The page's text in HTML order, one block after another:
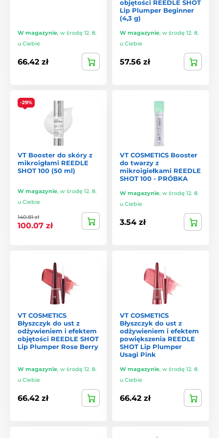
VT oferuje zarówno kosmetyki pielęgnacyjne, jak i
makijażowe, z wyraźnym naciskiem na linię
VT Cica Mild Foam Cleanser
– delikatna pianka myjąca z
ekstraktem z Centella Asiatica, która usuwa
skóry wrażliwej i problematycznej.
VT Cica Capsule Mask
– maseczki w kapsułkach,
zapewniające szybkie nawilżenie i ukojenie skóry.
VT Reedle Shot
– innowacyjna linia z mikroigłami, które
zwiększają wchłanianie substancji aktywnych.
VT Cica Sunscreen
– krem z filtrem przeciwsłonecznym,
Kluczowe składniki
Formuły VT opierają się na składnikach wysoko cenionych w
koreańskiej pielęgnacji:
Pantenol– nawilżenie i wsparcie procesu gojenia skóry
Niacynamid– rozjaśnianie i wyrównanie kolorytu cery
Hialuronian sodu – intensywne nawilżenie
Adenozyna– poprawa elastyczności skóry i redukcja
drobnych zmarszczek
Dlaczego klienci wybierają VT
VT łączynaukowo potwierdzoną skutecznośćz
przyjemnym doświadczeniem pielęgnacyjnym. Produkty są
zapachowych i odpowiednie nawet dla skóry wrażliwej.
Dzięki kultowym formułom z Cica marka zyskała opinię
W magazynie, w środę 12. 8.
u Ciebie
66.42 zł
objętości REEDLE SHOT
Lip Plumper Beginner
(4,3 g)
W magazynie, w środę 12. 8.
u Ciebie
57.56 zł
-29%
VT Booster do skóry z
mikroigłami REEDLE
SHOT 100 (50 ml)
W magazynie, w środę 12. 8.
u Ciebie
140.81 zł
100.07 zł
VT COSMETICS Booster
do twarzy z
mikroigiełkami REEDLE
SHOT 100 - PRÓBKA
W magazynie, w środę 12. 8.
u Ciebie
3.54 zł
VT COSMETICS
Błyszczyk do ust z
odżywieniem i efektem
objętości REEDLE SHOT
Lip Plumper Rose Berry
W magazynie, w środę 12. 8.
u Ciebie
66.42 zł
VT COSMETICS
Błyszczyk do ust z
odżywieniem i efektem
powiększenia REEDLE
SHOT Lip Plumper
Usagi Pink
W magazynie, w środę 12. 8.
u Ciebie
66.42 zł